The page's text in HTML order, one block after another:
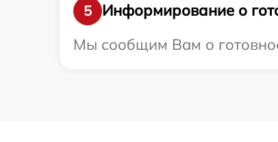
5
Информирование о
Мы сообщим Вам о